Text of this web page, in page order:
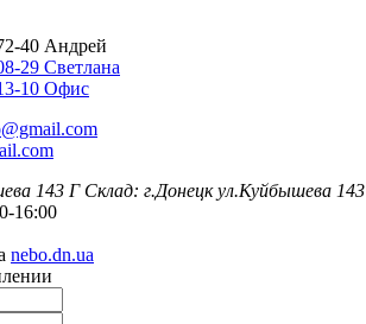
40 Андрей
29 Светлана
10 Офис
143 Г Склад: г.Донецк ул.Куйбышева
16:00
nebo.dn.ua